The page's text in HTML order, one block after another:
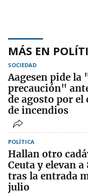
MÁS EN
SOCIEDAD
Aagesen pide
precaución"
de agosto por el
de incendios
POLÍTICA
Hallan otro
Ceuta y elevan
tras la entrada
julio